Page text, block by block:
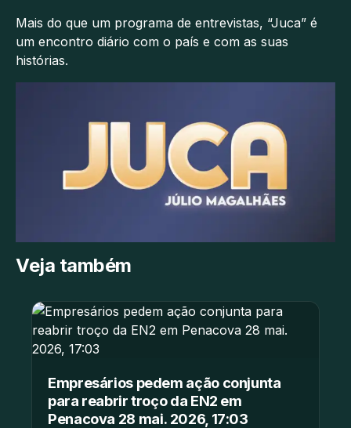
Mais do que um programa de entrevistas, “Juca” é
um encontro diário com o país e com as suas
histórias.
Veja também
Empresários pedem ação conjunta
para reabrir troço da EN2 em
Penacova 28 mai. 2026, 17:03